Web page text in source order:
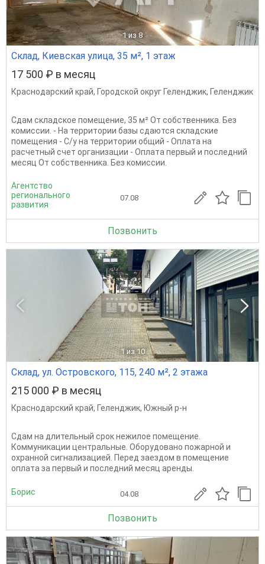
1 из 8
Склад, Киевская улица, 35 м², 1 этаж
17 500 ₽ в месяц
Краснодарский край, Городской округ Геленджик, Геленджик
Сдам складское помещение, 35 м² От собственника. Без
комиссии. - На территории базы сдаются складские
помещения - С/у на территории общий - Оплата на
расчетный счет организации - Оплата первый и последний
месяц От собственника. Без комиссии.
Агентство
регионального
развития
07.08
Позвонить
1 из 10
Склад, ул. Островского, 115, 240 м², 2 этажа
215 000 ₽ в месяц
Краснодарский край, Геленджик, Южный р-н
Сдам на длительный срок нежилое помещение.
Коммуникации центральные. Оборудовано пожарной и
охранной сигнализацией. Перед заездом в помещение
оплата за первый и последний месяц аренды.
Борис 04.08
Позвонить